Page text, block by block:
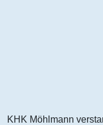
KHK Möhlmann